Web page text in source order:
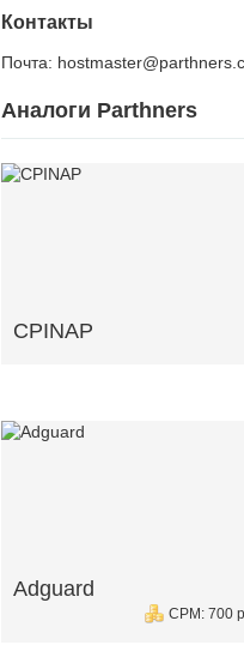
Контакты
Почта:
Аналоги Parthners
CPINAP
Adguard
CPM: 700